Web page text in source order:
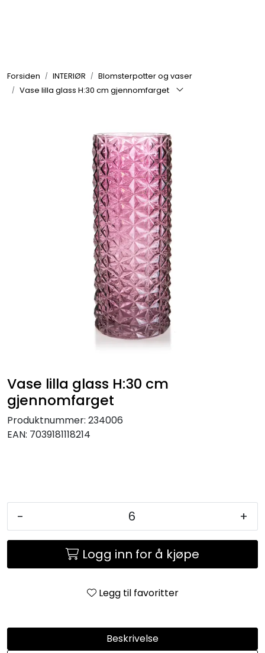
Forsiden INTERIØR
Blomsterpotter og vaser
Vase lilla glass H:30 cm gjennomfarget
Vase lilla glass H:30 cm
gjennomfarget
Produktnummer: 234006
EAN: 7039181118214
- +
Logg inn for å kjøpe
Legg til favoritter
Beskrivelse
UTEMILJØ
JUL